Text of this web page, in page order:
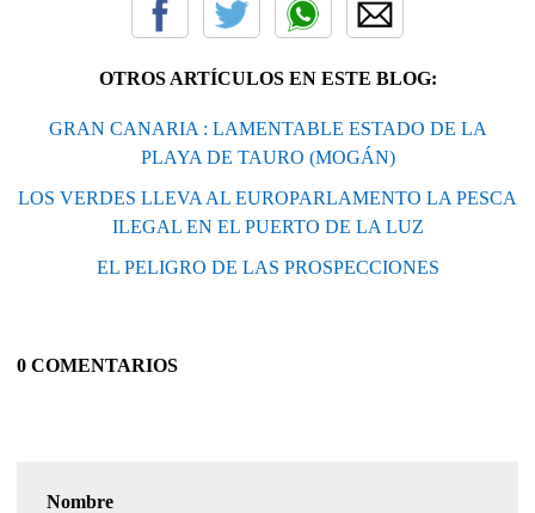
OTROS ARTÍCULOS EN ESTE BLOG:
GRAN CANARIA : LAMENTABLE ESTADO DE LA
PLAYA DE TAURO (MOGÁN)
LOS VERDES LLEVA AL EUROPARLAMENTO LA PESCA
ILEGAL EN EL PUERTO DE LA LUZ
EL PELIGRO DE LAS PROSPECCIONES
0 COMENTARIOS
Nombre